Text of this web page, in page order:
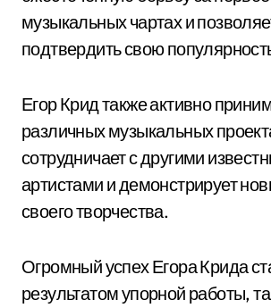
музыкальных чартах и
подтвердить свою
Егор Крид также активно
различных музыкальных
сотрудничает с другими
артистами и демонстрирует
своего творчества.
Огромный успех Егора Крида
результатом упорной работы,